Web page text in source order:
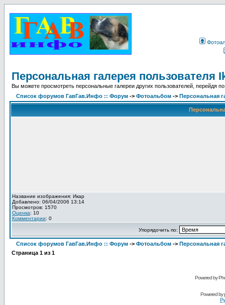
Персональная галерея пользователя
Вы можете просмотреть персональные галереи других пользователей, перейдя
Список форумов ГавГав.Инфо :: Форум -> Фотоальбом -> Персональная
Название изображения: Икар
Добавлено: 06/04/2006 13:14
Просмотров: 1570
Оценка: 10
Комментарии: 0
Упорядочить по:
Список форумов ГавГав.Инфо :: Форум -> Фотоальбом -> Персональная
Страница 1 из 1
Powered by
Powered by